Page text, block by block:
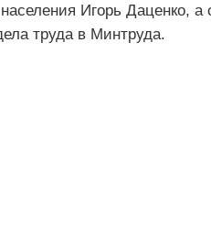
Игорь Даценко, а
труда в Минтруда.